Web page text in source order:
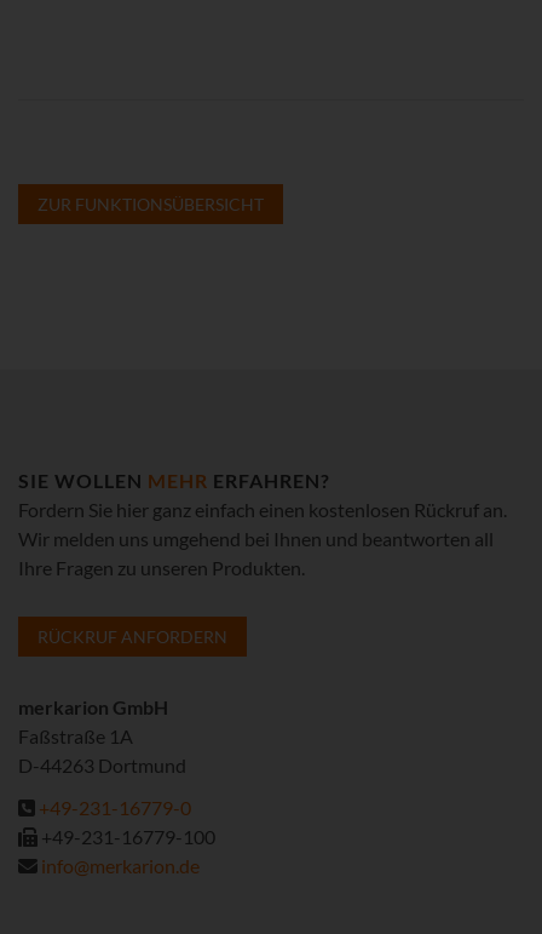
ZUR FUNKTIONSÜBERSICHT
SIE WOLLEN MEHR ERFAHREN?
Fordern Sie hier ganz einfach einen kostenlosen Rückruf an.
Wir melden uns umgehend bei Ihnen und beantworten all
Ihre Fragen zu unseren Produkten.
RÜCKRUF ANFORDERN
merkarion GmbH
Faßstraße 1A
D-44263 Dortmund
+49-231-16779-0
+49-231-16779-100
info@merkarion.de